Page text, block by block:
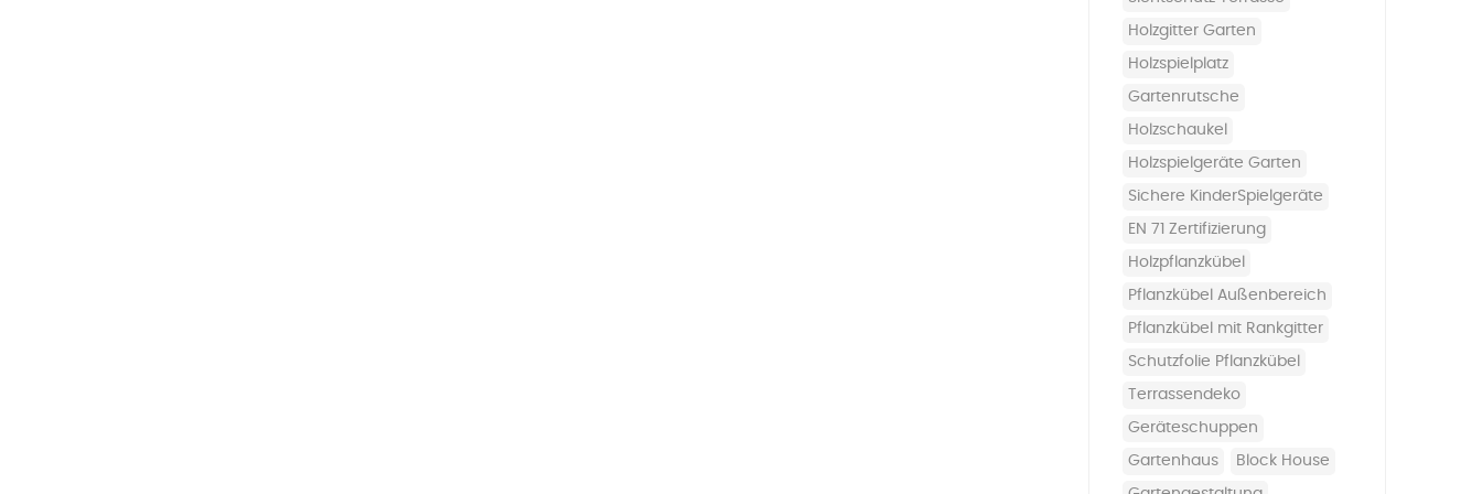
Holzgitter Garten
Holzspielplatz
Gartenrutsche
Holzschaukel
Holzspielgeräte Garten
sichere KinderSpielgeräte
EN 71 Zertifizierung
Holzpflanzkübel
Pflanzkübel Außenbereich
Pflanzkübel mit Rankgitter
Schutzfolie Pflanzkübel
Terrassendeko
Geräteschuppen
Gartenhaus Block House